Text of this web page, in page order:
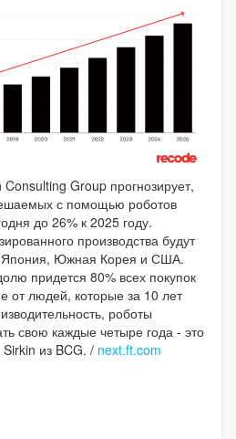
Group прогнозирует,
с помощью роботов
до 26% к 2025 году.
производства будут
Япония, Южная Корея и США.
придется 80% всех покупок
от людей, которые за 10 лет
роботы
свою каждые четыре года - это
из BCG. / next.ft.com